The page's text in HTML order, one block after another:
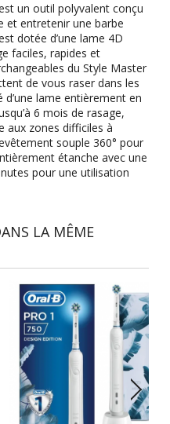
un outil polyvalent conçu
et entretenir une barbe
dotée d’une lame 4D
faciles, rapides et
du Style Master
de vous raser dans les
lame entièrement en
6 mois de rasage,
aux zones difficiles à
souple 360° pour
étanche avec une
pour une utilisation
LA MÊME